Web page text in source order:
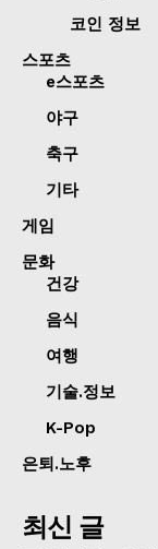
코인 정보
스포츠
e스포츠
야구
축구
기타
게임
문화
건강
음식
여행
기술.정보
K-Pop
은퇴.노후
최신 글